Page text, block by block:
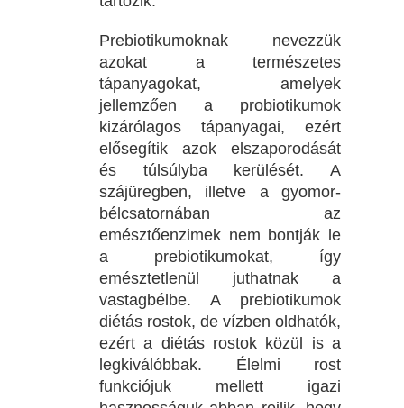
Prebiotikumoknak nevezzük
azokat a természetes
tápanyagokat, amelyek
jellemzően a probiotikumok
kizárólagos tápanyagai, ezért
elősegítik azok elszaporodását
és túlsúlyba kerülését. A
szájüregben, illetve a gyomor-
bélcsatornában az
emésztőenzimek nem bontják le
a prebiotikumokat, így
emésztetlenül juthatnak a
vastagbélbe. A prebiotikumok
diétás rostok, de vízben oldhatók,
ezért a diétás rostok közül is a
legkiválóbbak. Élelmi rost
funkciójuk mellett igazi